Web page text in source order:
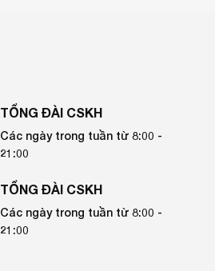
TỔNG ĐÀI CSKH
Các ngày trong tuần từ 8:00 -
21:00
TỔNG ĐÀI CSKH
Các ngày trong tuần từ 8:00 -
21:00